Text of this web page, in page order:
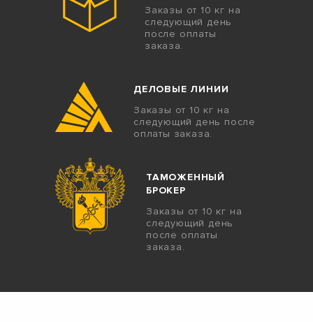
Заказы от 10 кг на
следующий день
после оплаты
заказа.
ДЕЛОВЫЕ ЛИНИИ
Заказы от 10 кг на
следующий день после
оплаты заказа.
ТАМОЖЕННЫЙ
БРОКЕР
Заказы от 10 кг на
следующий день
после оплаты
заказа.